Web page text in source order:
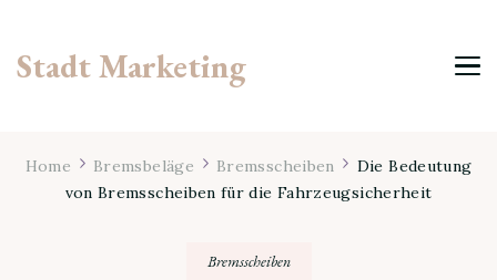
Stadt Marketing
Home Bremsbeläge Bremsscheiben
Die Bedeutung
von Bremsscheiben für die Fahrzeugsicherheit
Bremsscheiben